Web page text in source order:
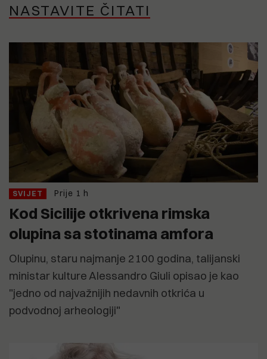
NASTAVITE ČITATI
SVIJET Prije 1 h
Kod Sicilije otkrivena rimska
olupina sa stotinama amfora
Olupinu, staru najmanje 2100 godina, talijanski
ministar kulture Alessandro Giuli opisao je kao
"jedno od najvažnijih nedavnih otkrića u
podvodnoj arheologiji"